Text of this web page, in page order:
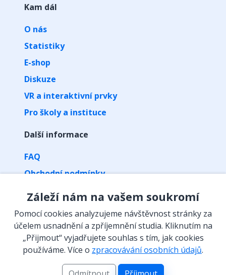
Kam dál
O nás
Statistiky
E-shop
Diskuze
VR a interaktivní prvky
Pro školy a instituce
Další informace
FAQ
Obchodní podmínky
Zpracování osobních údajů
Vyzvednutí předplatného kódem
Isibalo na sítích
Záleží nám na vašem soukromí
Pomocí cookies analyzujeme návštěvnost stránky za
účelem usnadnění a zpříjemnění studia. Kliknutím na
„Přijmout“ vyjadřujete souhlas s tím, jak cookies
používáme. Více o zpracovávání osobních údajů.